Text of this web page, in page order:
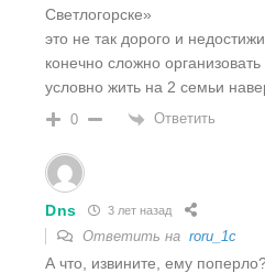
Светлогорске»
это не так дорого и
конечно сложно
условно жить на 2 семьи
0 Ответить
Dns 3 лет назад
Ответить на roru_1c
А что, извините, ему